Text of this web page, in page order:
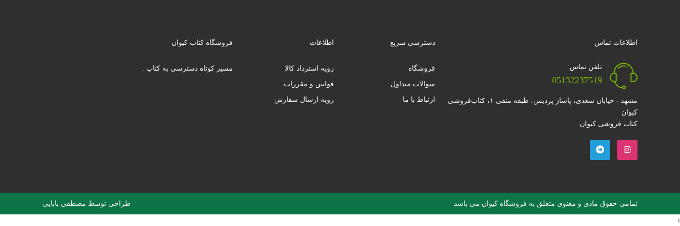
اطلاعات تماس
تلفن تماس:
05132237519
مشهد - خیابان سعدی، پاساژ پردیس، طبقه منفی ۱، کتاب‌فروشی
کیوان
کتاب فروشی کیوان
دسترسی سریع
فروشگاه
سوالات متداول
ارتباط با ما
اطلاعات
رویه استرداد کالا
قوانین و مقررات
رویه ارسال سفارش
فروشگاه کتاب کیوان
مسیر کوتاه دسترسی به کتاب .
تمامی حقوق مادی و معنوی متعلق به فروشگاه کیوان می باشد طراحی توسط مصطفی بابایی
i